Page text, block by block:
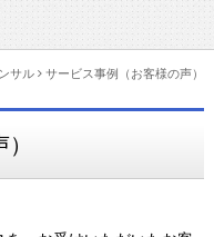
サル サービス事例（お客様の声）